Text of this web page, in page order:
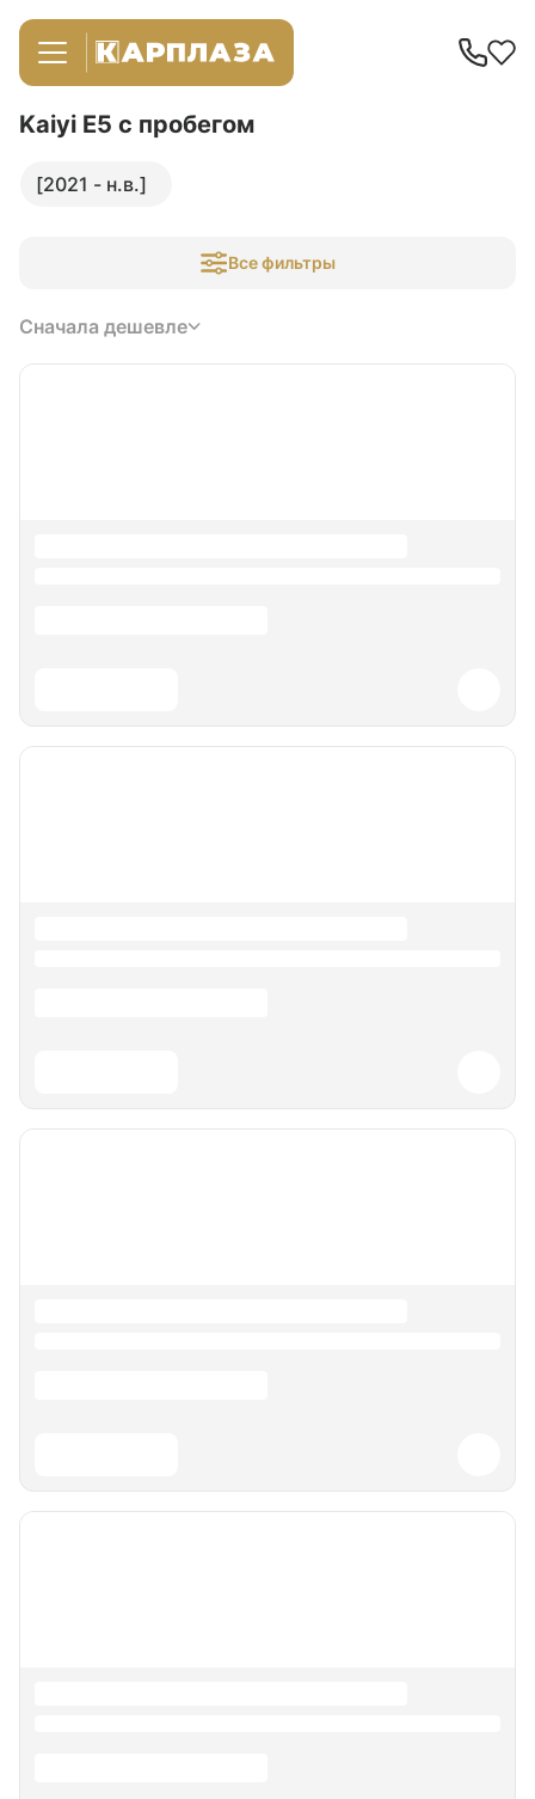
Kaiyi E5 с пробегом
[2021 - н.в.]
Все фильтры
Сначала дешевле